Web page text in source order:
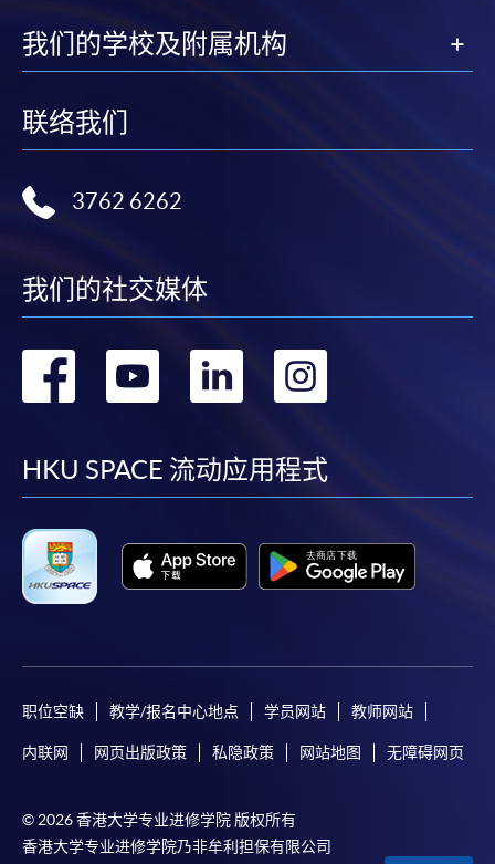
我们的学校及附属机构
联络我们
3762 6262
我们的社交媒体
转
facebook
转
youtube
转
linkedin
转
HKU SPACE 流动应用程式
职位空缺 教学/报名中心地点 学员网站 教师网站
内联网 网页出版政策 私隐政策 网站地图 无障碍网页
© 2026 香港大学专业进修学院 版权所有
香港大学专业进修学院乃非牟利担保有限公司